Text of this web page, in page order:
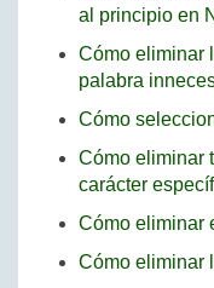
al principio en
Cómo eliminar
palabra
Cómo
Cómo eliminar
carácter
Cómo eliminar
Cómo eliminar